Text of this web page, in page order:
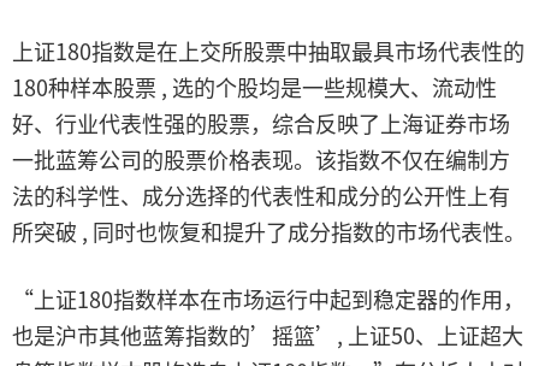
上证180指数是在上交所股票中抽取最具市场代表性的
180种样本股票 , 选的个股均是一些规模大、流动性
好、行业代表性强的股票，综合反映了上海证券市场
一批蓝筹公司的股票价格表现。该指数不仅在编制方
法的科学性、成分选择的代表性和成分的公开性上有
所突破 , 同时也恢复和提升了成分指数的市场代表性。
“上证180指数样本在市场运行中起到稳定器的作用，
也是沪市其他蓝筹指数的’摇篮’, 上证50、上证超大